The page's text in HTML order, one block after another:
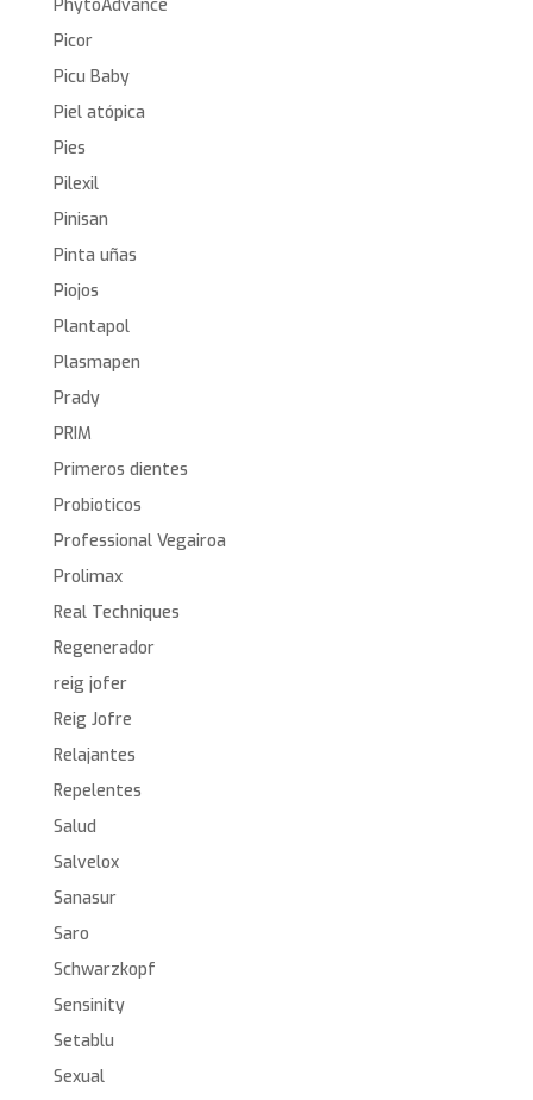
PhytoAdvance
Picor
Picu Baby
Piel atópica
Pies
Pilexil
Pinisan
Pinta uñas
Piojos
Plantapol
Plasmapen
Prady
PRIM
Primeros dientes
Probioticos
Professional Vegairoa
Prolimax
Real Techniques
Regenerador
reig jofer
Reig Jofre
Relajantes
Repelentes
Salud
Salvelox
Sanasur
Saro
Schwarzkopf
Sensinity
Setablu
Sexual